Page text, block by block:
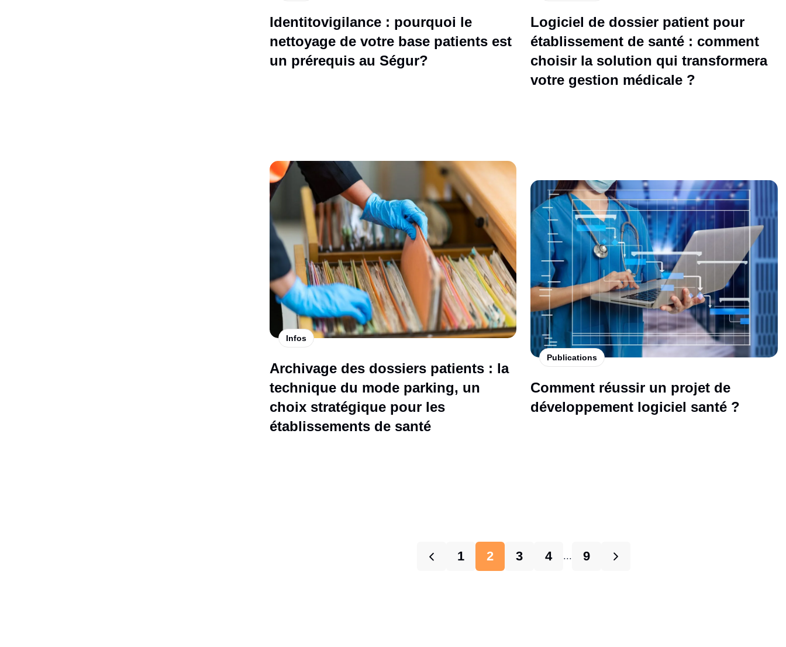
Identitovigilance : pourquoi le
nettoyage de votre base patients est
un prérequis au Ségur?
Logiciel de dossier patient pour
établissement de santé : comment
choisir la solution qui transformera
votre gestion médicale ?
Infos
Archivage des dossiers patients : la
technique du mode parking, un
choix stratégique pour les
établissements de santé
Publications
Comment réussir un projet de
développement logiciel santé ?
1 2 3 4 ... 9